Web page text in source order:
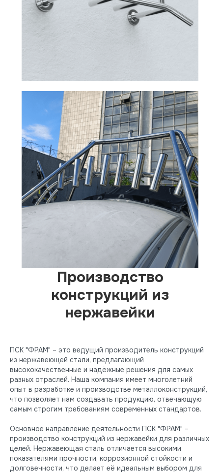
Производство
конструкций из
нержавейки
ПСК "ФРАМ" – это ведущий производитель конструкций
из нержавеющей стали, предлагающий
высококачественные и надёжные решения для самых
разных отраслей. Наша компания имеет многолетний
опыт в разработке и производстве металлоконструкций,
что позволяет нам создавать продукцию, отвечающую
самым строгим требованиям современных стандартов.
Основное направление деятельности ПСК "ФРАМ" –
производство конструкций из нержавейки для различных
целей. Нержавеющая сталь отличается высокими
показателями прочности, коррозионной стойкости и
долговечности, что делает её идеальным выбором для